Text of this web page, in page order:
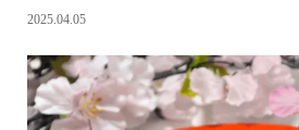
2025.04.05